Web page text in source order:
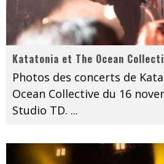
Katatonia et The Ocean
Photos des concerts de
Ocean Collective du 16
Studio TD. ...